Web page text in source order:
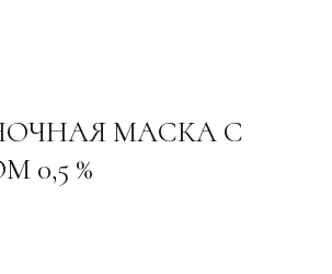
НОЧНАЯ МАСКА С
0,5 %